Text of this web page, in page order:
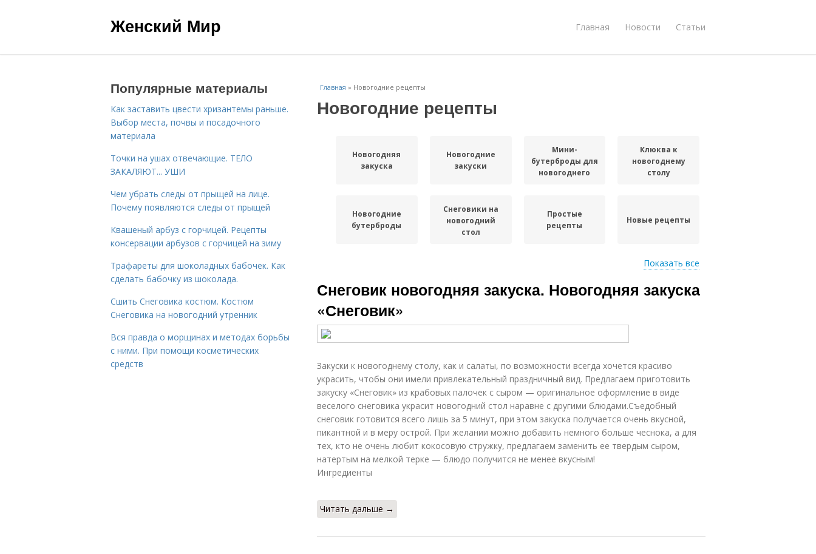
Женский Мир Главная Новости Статьи
Главная » Новогодние рецепты
Новогодние рецепты
Новогодняя
закуска
Новогодние
закуски
Мини-
бутерброды для
новогоднего
Клюква к
новогоднему
столу
Новогодние
бутерброды
Снеговики на
новогодний
стол
Простые
рецепты
Новые рецепты
рулетики
пирамидка
салат
Показать все
Снеговик новогодняя закуска. Новогодняя закуска
«Снеговик»
Закуски к новогоднему столу, как и салаты, по возможности всегда хочется красиво
украсить, чтобы они имели привлекательный праздничный вид. Предлагаем приготовить
закуску «Снеговик» из крабовых палочек с сыром — оригинальное оформление в виде
веселого снеговика украсит новогодний стол наравне с другими блюдами.Съедобный
снеговик готовится всего лишь за 5 минут, при этом закуска получается очень вкусной,
пикантной и в меру острой. При желании можно добавить немного больше чеснока, а для
тех, кто не очень любит кокосовую стружку, предлагаем заменить ее твердым сыром,
натертым на мелкой терке — блюдо получится не менее вкусным!
Ингредиенты
Читать дальше →
Популярные материалы
Как заставить цвести хризантемы раньше.
Выбор места, почвы и посадочного
материала
Точки на ушах отвечающие. ТЕЛО
ЗАКАЛЯЮТ... УШИ
Чем убрать следы от прыщей на лице.
Почему появляются следы от прыщей
Квашеный арбуз с горчицей. Рецепты
консервации арбузов с горчицей на зиму
Трафареты для шоколадных бабочек. Как
сделать бабочку из шоколада.
Сшить Снеговика костюм. Костюм
Снеговика на новогодний утренник
Вся правда о морщинах и методах борьбы
с ними. При помощи косметических
средств